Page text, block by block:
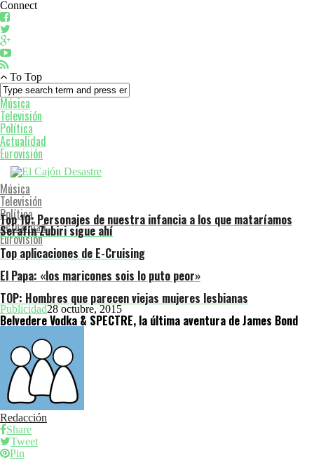
Connect
To Top
Música
Televisión
Política
Actualidad
Eurovisión
Música
Televisión
Política
Actualidad
Eurovisión
Top 10: Personajes de nuestra infancia a los que mataríamos
Serafín Zubiri sigue ahí
Top aplicaciones de E-Cruising
El Papa: «los maricones sois lo puto peor»
TOP: Hombres que parecen viejas mujeres lesbianas
Publicidad28 octubre, 2015
Belvedere Vodka & SPECTRE, la última aventura de James Bond
Redacción
Share
Tweet
Pin